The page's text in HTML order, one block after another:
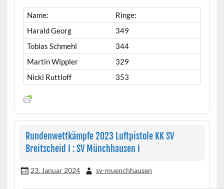
Name:
Ringe:
Harald Georg
349
Tobias Schmehl
344
Martin Wippler
329
Nicki Ruttloff
353
Rundenwettkämpfe 2023 Luftpistole KK SV
Breitscheid I : SV Münchhausen I
23. Januar 2024 sv-muenchhausen